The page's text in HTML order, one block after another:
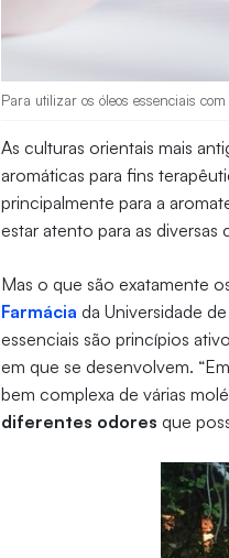
Para utilizar os óleos essenciais
As culturas orientais mais
aromáticas para fins
principalmente para a
estar atento para as
Mas o que são exatamente
Farmácia da Universidade
essenciais são princípios
em que se desenvolvem.
bem complexa de várias
diferentes odores que